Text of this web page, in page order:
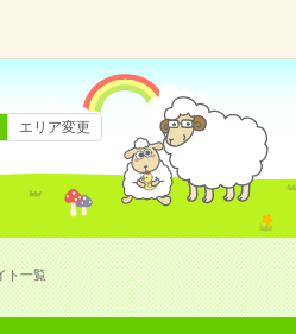
エリア変更
ト一覧